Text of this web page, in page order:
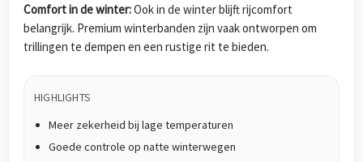
Comfort in de winter:Ook in de winter blijft rijcomfort
belangrijk. Premium winterbanden zijn vaak ontworpen om
trillingen te dempen en een rustige rit te bieden.
HIGHLIGHTS
Meer zekerheid bij lage temperaturen
Goede controle op natte winterwegen